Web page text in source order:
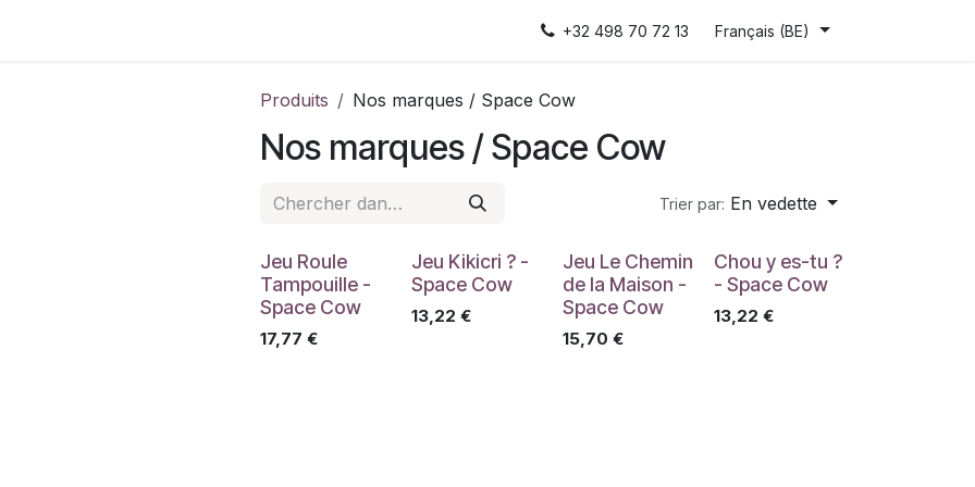
+32 498 70 72 13 Français (BE)
Produits Nos marques / Space Cow
Nos marques / Space Cow
Trier par: En vedette
Jeu Roule
Tampouille -
Space Cow
17,77 €
Jeu Kikicri ? -
Space Cow
13,22 €
Jeu Le Chemin
de la Maison -
Space Cow
15,70 €
Chou y es-tu ?
- Space Cow
13,22 €